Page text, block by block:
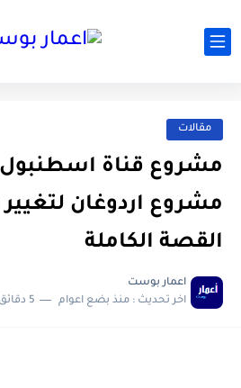
مقالات
مشروع قناة اسطنبول
مشروع اردوغان لتغيير
القصة الكاملة
اعمار بوست
اخر تحديث : منذ بضع اعوام 5 دقائق للقراءة